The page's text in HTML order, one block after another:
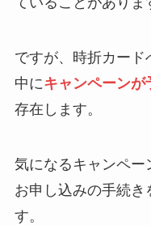
ですが、時折カー
中にキャンペーンが
存在します。
気になるキャンペ
お申し込みの手続き
す。